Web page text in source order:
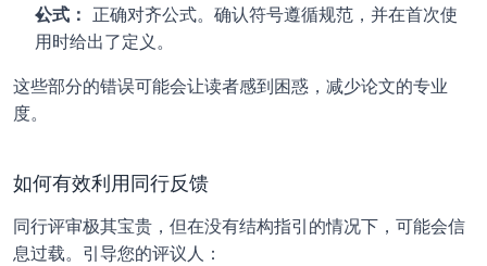
公式： 正确对齐公式。确认符号遵循规范，并在首次使
用时给出了定义。
这些部分的错误可能会让读者感到困惑，减少论文的专业
度。
如何有效利用同行反馈
同行评审极其宝贵，但在没有结构指引的情况下，可能会信
息过载。引导您的评议人：